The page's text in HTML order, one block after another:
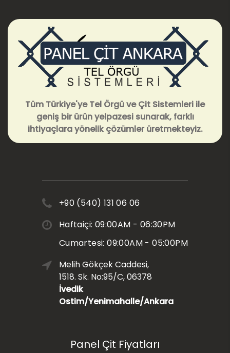
Tüm Türkiye'ye Tel Örgü ve Çit Sistemleri ile
geniş bir ürün yelpazesi sunarak, farklı
ihtiyaçlara yönelik çözümler üretmekteyiz.
+90 (540) 131 06 06
Haftaiçi: 09:00AM - 06:30PM
Cumartesi: 09:00AM - 05:00PM
Melih Gökçek Caddesi,
1518. Sk. No:95/C, 06378
İvedik
Ostim/Yenimahalle/Ankara
Panel Çit Fiyatları